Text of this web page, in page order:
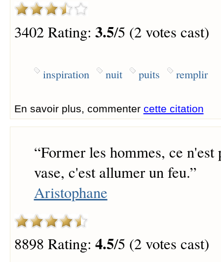
3402 Rating: 3.5/5 (2 votes cast)
inspiration nuit puits remplir
En savoir plus, commenter cette citation
“Former les hommes, ce n'est
vase, c'est allumer un feu.”
Aristophane
8898 Rating: 4.5/5 (2 votes cast)